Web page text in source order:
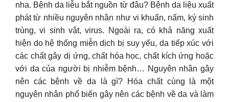
nha. Bệnh da liễu bắt nguồn từ đâu? Bệnh da liệu xuất
phát từ nhiều nguyên nhân như vi khuẩn, nấm, ký sinh
trùng, vi sinh vật, virus. Ngoài ra, có khả năng xuất
hiện do hệ thống miễn dịch bị suy yếu, da tiếp xúc với
các chất gây dị ứng, chất hóa học, chất kích ứng hoặc
với da của người bị nhiễm bệnh… Nguyên nhân gây
nên các bệnh về da là gì? Hóa chất cùng là một
nguyên nhân phổ biến gây nên các bệnh về da và làm